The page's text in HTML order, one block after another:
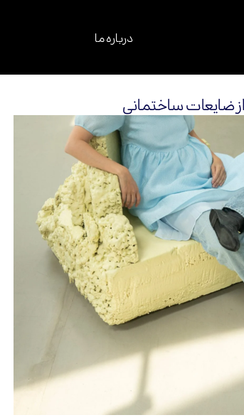
درباره ما
ضایعات ساختمانی